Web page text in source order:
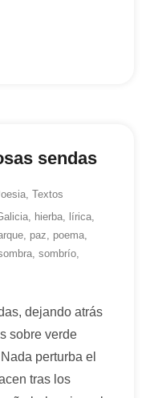
sendas
, Textos
, hierba, lírica,
, paz, poema,
, sombrío,
dejando atrás
sobre verde
perturba el
tras los